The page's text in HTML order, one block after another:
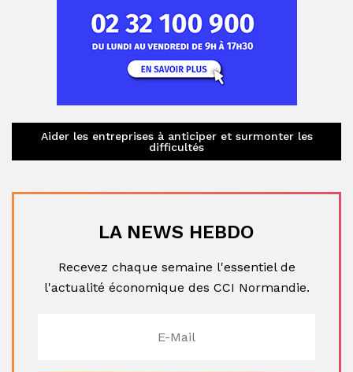
Aider les entreprises à anticiper et surmonter les
difficultés
LA NEWS HEBDO
Recevez chaque semaine l'essentiel de
l'actualité économique des CCI Normandie.